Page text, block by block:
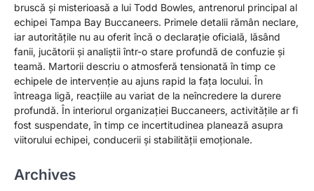
bruscă și misterioasă a lui Todd Bowles, antrenorul principal al
echipei Tampa Bay Buccaneers. Primele detalii rămân neclare,
iar autoritățile nu au oferit încă o declarație oficială, lăsând
fanii, jucătorii și analiștii într-o stare profundă de confuzie și
teamă. Martorii descriu o atmosferă tensionată în timp ce
echipele de intervenție au ajuns rapid la fața locului. În
întreaga ligă, reacțiile au variat de la neîncredere la durere
profundă. În interiorul organizației Buccaneers, activitățile ar fi
fost suspendate, în timp ce incertitudinea planează asupra
viitorului echipei, conducerii și stabilității emoționale.
Archives